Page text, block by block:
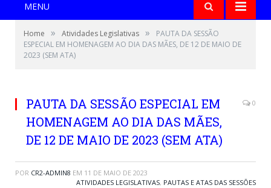
MENU
Home » Atividades Legislativas »
PAUTA DA SESSÃO
ESPECIAL EM HOMENAGEM AO DIA DAS MÃES, DE 12 DE MAIO DE
2023 (SEM ATA)
PAUTA DA SESSÃO ESPECIAL EM
HOMENAGEM AO DIA DAS MÃES,
DE 12 DE MAIO DE 2023 (SEM ATA)
0
POR CR2-ADMIN8 EM 11 DE MAIO DE 2023
ATIVIDADES LEGISLATIVAS, PAUTAS E ATAS DAS SESSÕES